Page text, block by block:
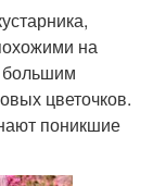
на
большим
цветочков.
поникшие